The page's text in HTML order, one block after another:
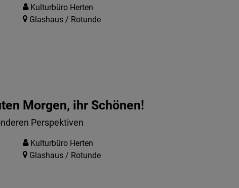
Kulturbüro Herten
Glashaus / Rotunde
Morgen, ihr Schönen!
Perspektiven
Kulturbüro Herten
Glashaus / Rotunde